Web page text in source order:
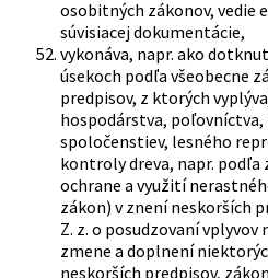
osobitných zákonov, vedie
súvisiacej dokumentácie,
vykonáva, napr. ako
úsekoch podľa všeobecne
predpisov, z ktorých
hospodárstva, poľovníctva,
spoločenstiev, lesného
kontroly dreva, napr. podľa
ochrane a využití
zákon) v znení neskorších
Z. z. o posudzovaní
zmene a doplnení
neskorších predpisov,